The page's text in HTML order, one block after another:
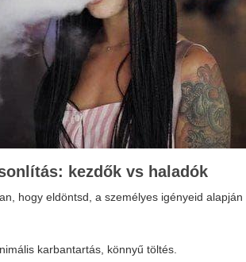
kezdők vs haladók
hogy eldöntsd, a személyes igényeid alapján
karbantartás, könnyű töltés.